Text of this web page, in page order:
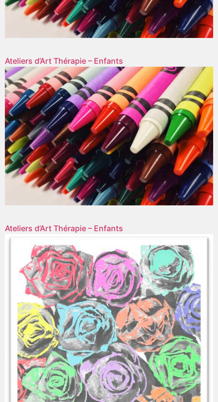
Ateliers d’Art Thérapie – Enfants
Ateliers d’Art Thérapie – Enfants